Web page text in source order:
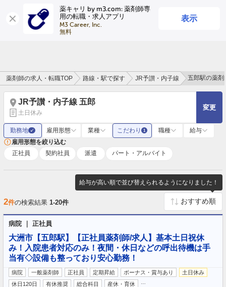
薬キャリ by m3.com: 薬剤師専
用の転職・求人アプリ
M3 Career, Inc.
無料
表示
ログイン
薬剤師の求人・転職TOP 路線・駅で探す JR予讃・内子線 五郎駅の薬剤
JR予讃・内子線 五郎
土日休み
変更
勤務地 ✓ 雇用形態 業種 こだわり 1 職種
給与
雇用形態を絞り込む
正社員
契約社員 派遣 パート・アルバイト
給与が高い順で並び替えられるようになりました！
2件の検索結果 1-20件
病院 ｜ 正社員
大洲市【五郎駅】【正社員薬剤師/求人】基本土日祝休
み！入院患者対応のみ！夜間・休日などの呼出待機は手
当有◇設備も整っており安心勤務！
病院 一般薬剤師 正社員 定期昇給 ボーナス・賞与あり
土日休み
休日120日
有休推奨 総合科目 産休・育休